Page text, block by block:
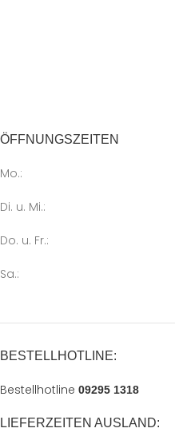
ÖFFNUNGSZEITEN
Mo.:
Di. u. Mi.:
Do. u. Fr.:
Sa.:
BESTELLHOTLINE:
Bestellhotline 09295 1318
LIEFERZEITEN AUSLAND: